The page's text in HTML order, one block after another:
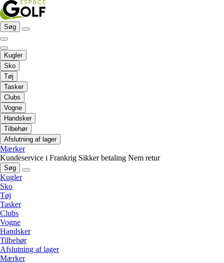
Søg
Kugler
Sko
Tøj
Tasker
Clubs
Vogne
Handsker
Tilbehør
Afslutning af lager
Mærker
Kundeservice i Frankrig Sikker betaling Nem retur
Søg
Kugler
Sko
Tøj
Tasker
Clubs
Vogne
Handsker
Tilbehør
Afslutning af lager
Mærker